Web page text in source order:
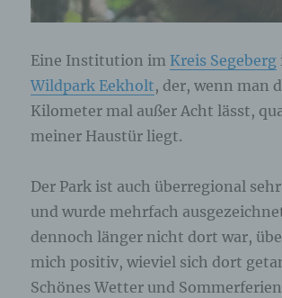
Eine Institution im Kreis Segeberg
Wildpark Eekholt, der, wenn man
Kilometer mal außer Acht lässt,
meiner Haustür liegt.
Der Park ist auch überregional
und wurde mehrfach
dennoch länger nicht dort war,
mich positiv, wieviel sich dort
Schönes Wetter und